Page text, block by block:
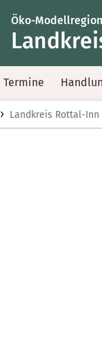
Öko-Modellregion
Termine
› Landkreis Rottal-Inn